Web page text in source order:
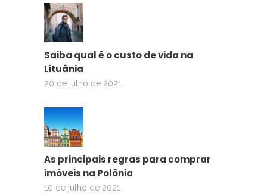
Saiba qual é o custo de vida na
Lituânia
20 de julho de 2021
As principais regras para comprar
imóveis na Polônia
10 de julho de 2021